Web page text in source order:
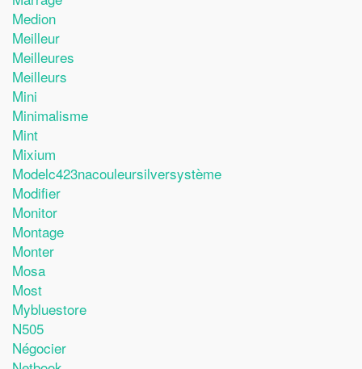
Medion
Meilleur
Meilleures
Meilleurs
Mini
Minimalisme
Mint
Mixium
Modelc423nacouleursilversystème
Modifier
Monitor
Montage
Monter
Mosa
Most
Mybluestore
N505
Négocier